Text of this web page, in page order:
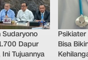
Sudaryono
Dapur
Ini Tujuannya
Bisa